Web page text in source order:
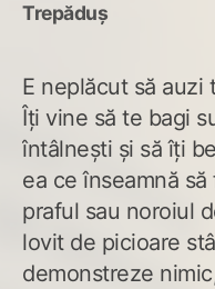
Trepăduș
E neplăcut să auzi
Îți vine să te bagi
întâlnești și să îți
ea ce înseamnă
praful sau noroiul
lovit de picioare
demonstreze